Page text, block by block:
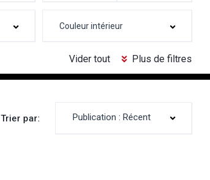
Vider tout Plus de filtres
Trier par: Publication : Récent